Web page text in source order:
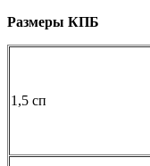
Размеры КПБ
1,5 сп